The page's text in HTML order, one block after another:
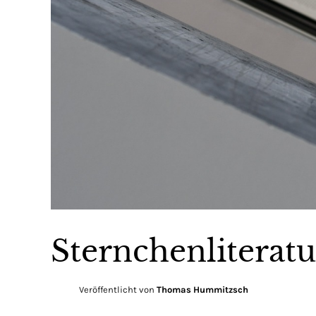
Veröffentlicht von Thomas Hummitzsch